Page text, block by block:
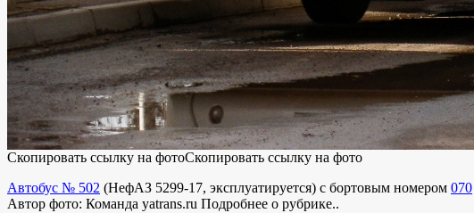
Скопировать ссылку на фотоСкопировать ссылку на фото
Автобус № 502 (НефАЗ 5299-17, эксплуатируется) с бортовым номером 070
Автор фото: Команда yatrans.ru Подробнее о рубрике..